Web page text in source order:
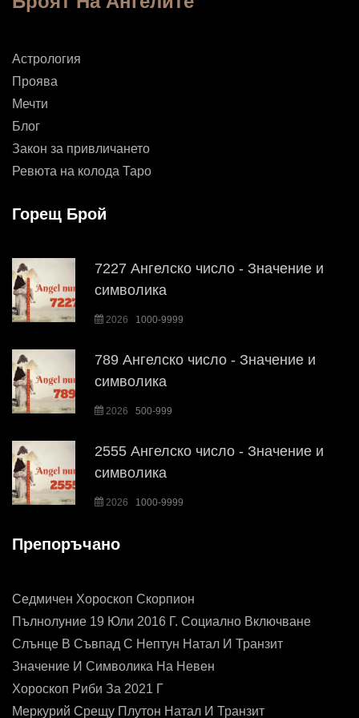
Астрология
Проява
Мечти
Блог
Закон за привличането
Ревюта на колода Таро
Горещ Брой
7227 Ангелско число - Значение и
символика
2026 1000-9999
789 Ангелско число - Значение и
символика
2026 500-999
2555 Ангелско число - Значение и
символика
2026 1000-9999
Препоръчано
Седмичен Хороскоп Скорпион
Пълнолуние 19 Юли 2016 Г. Социално Включване
Слънце В Съвпад С Нептун Натал И Транзит
Значение И Символика На Невен
Хороскоп Риби За 2021 Г
Меркурий Срещу Плутон Натал И Транзит